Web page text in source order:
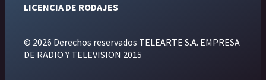
LICENCIA DE RODAJES
© 2026 Derechos reservados TELEARTE S.A. EMPRESA
DE RADIO Y TELEVISION 2015